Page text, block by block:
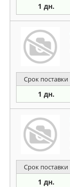
1 дн.
Срок поставки
1 дн.
Срок поставки
1 дн.